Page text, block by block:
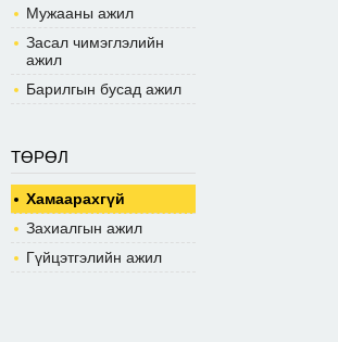
Мужааны ажил
Засал чимэглэлийн
ажил
Барилгын бусад ажил
ТӨРӨЛ
Хамаарахгүй
Захиалгын ажил
Гүйцэтгэлийн ажил